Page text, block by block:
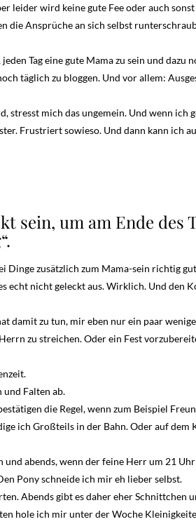
leider wird keine gute Fee oder auch
die Ansprüche an sich selbst
Tag eine gute Mama zu sein und dazu
täglich zu bloggen. Und vor allem:
stresst mich das ungemein. Und wenn
Frustriert sowieso. Und dann kann ich
sein, um am Ende des
Dinge zusätzlich zum Mama-sein richtig
echt nicht geleckt aus. Wirklich. Und den
damit zu tun, mir eben nur ein paar
zu streichen. Oder ein Fest
und Falten ab.
die Regel, wenn zum Beispiel
ich Großteils in der Bahn. Oder auf
abends, wenn der feine Herr um 21
Pony schneide ich mir eh lieber selbst.
Abends gibt es daher eher Schnittchen
hole ich mir unter der Woche